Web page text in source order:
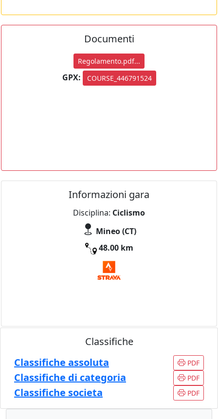
Documenti
Regolamento.pdf...
GPX: COURSE_446791524
Informazioni gara
Disciplina: Ciclismo
Mineo (CT)
48.00 km
Classifiche
Classifiche assoluta
PDF
Classifiche di categoria PDF
Classifiche societa PDF